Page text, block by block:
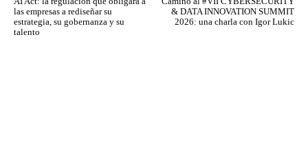
las empresas a rediseñar su
estrategia, su gobernanza y su
talento
& DATA INNOVATION SUMMIT
2026: una charla con Igor Lukic